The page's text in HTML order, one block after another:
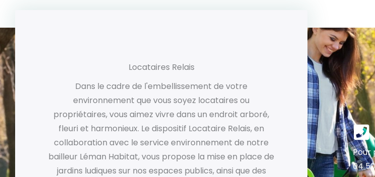
Locataires Relais
Dans le cadre de l'embellissement de votre
environnement que vous soyez locataires ou
propriétaires, vous aimez vivre dans un endroit arboré,
fleuri et harmonieux. Le dispositif Locataire Relais, en
collaboration avec le service environnement de notre
bailleur Léman Habitat, vous propose la mise en place de
jardins ludiques sur nos espaces publics, ainsi que des
Pour
04